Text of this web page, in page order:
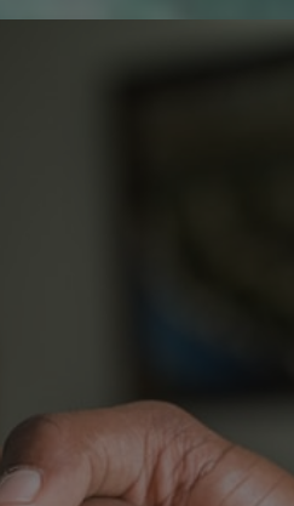
66 est
THOMSON